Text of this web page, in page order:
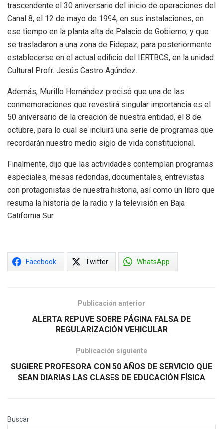
trascendente el 30 aniversario del inicio de operaciones del
Canal 8, el 12 de mayo de 1994, en sus instalaciones, en
ese tiempo en la planta alta de Palacio de Gobierno, y que
se trasladaron a una zona de Fidepaz, para posteriormente
establecerse en el actual edificio del IERTBCS, en la unidad
Cultural Profr. Jesús Castro Agúndez.
Además, Murillo Hernández precisó que una de las
conmemoraciones que revestirá singular importancia es el
50 aniversario de la creación de nuestra entidad, el 8 de
octubre, para lo cual se incluirá una serie de programas que
recordarán nuestro medio siglo de vida constitucional.
Finalmente, dijo que las actividades contemplan programas
especiales, mesas redondas, documentales, entrevistas
con protagonistas de nuestra historia, así como un libro que
resuma la historia de la radio y la televisión en Baja
California Sur.
Facebook Twitter WhatsApp
Publicación anterior
ALERTA REPUVE SOBRE PÁGINA FALSA DE
REGULARIZACIÓN VEHICULAR
Publicación siguiente
SUGIERE PROFESORA CON 50 AÑOS DE SERVICIO QUE
SEAN DIARIAS LAS CLASES DE EDUCACIÓN FÍSICA
Buscar